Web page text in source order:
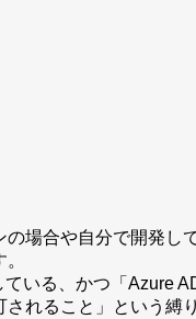
場合や自分で開発
いる、かつ「Azure
れること」という